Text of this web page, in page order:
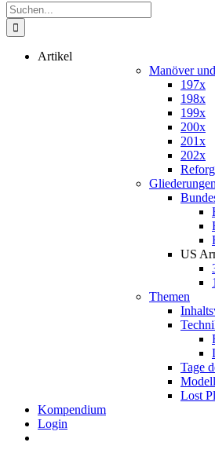
Suche
nach:
Artikel
Manöver
197x
198x
199x
200x
201x
202x
Gliederungen
US
Themen
Tage
Lost
Kompendium
Login